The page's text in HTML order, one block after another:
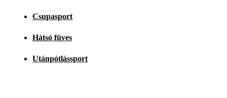
Csupasport
Hátsó füves
Utánpótlássport